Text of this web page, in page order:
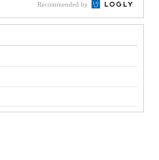
Recommended by